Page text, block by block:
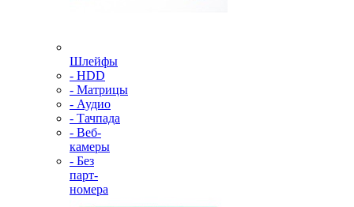
Шлейфы
- HDD
- Матрицы
- Аудио
- Тачпада
- Веб-
камеры
- Без
парт-
номера